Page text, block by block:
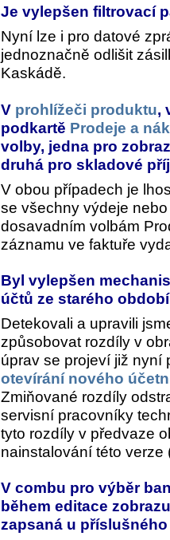
Je vylepšen filtrovací
Nyní lze i pro datové
jednoznačně odlišit
Kaskádě.
V prohlížeči produktu,
podkartě Prodeje a
volby, jedna pro
druhá pro skladové
V obou případech je
se všechny výdeje
dosavadním volbám
záznamu ve faktuře
Byl vylepšen
účtů ze starého
Detekovali a upravili
způsobovat rozdíly v
úprav se projeví již nyní
otevírání nového
Zmiňované rozdíly
servisní pracovníky
tyto rozdíly v předvaze
nainstalování této verze
V combu pro výběr
během editace
zapsaná u